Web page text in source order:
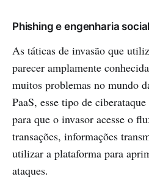
Phishing e engenharia social
As táticas de invasão que
parecer amplamente
muitos problemas no mundo
PaaS, esse tipo de
para que o invasor acesse o
transações, informações
utilizar a plataforma para
ataques.